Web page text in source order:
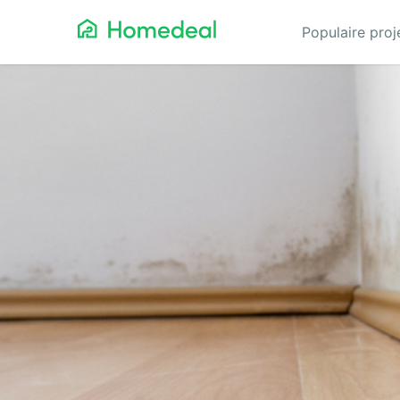
Populaire
Asbest
Bestrating
Cv-ketels